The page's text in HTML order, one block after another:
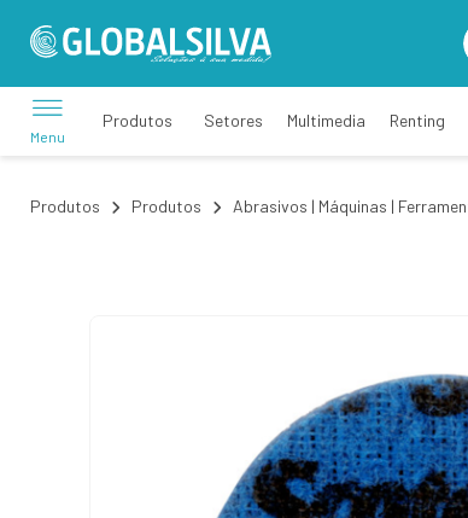
Menu
Produtos Setores Multimedia Renting
Produtos Produtos Abrasivos | Máquinas |